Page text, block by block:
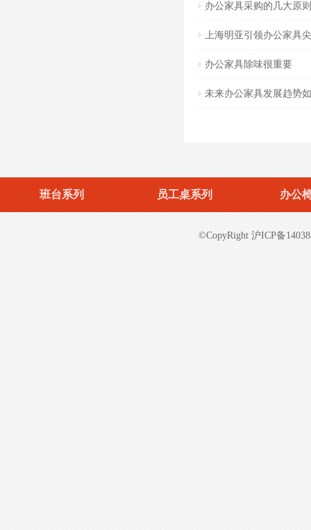
办公家具采购的几大原则
上海明亚引领办公家具
办公家具除味很重要
未来办公家具发展趋势
班台系列 员工桌系列 办公
©CopyRight 沪ICP备